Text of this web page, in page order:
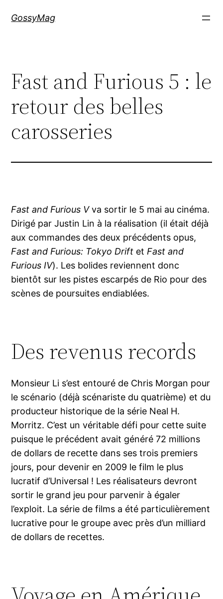
GossyMag
Fast and Furious 5 : le
retour des belles
carosseries
Fast and Furious Vva sortir le 5 mai au cinéma.
Dirigé par Justin Lin à la réalisation (il était déjà
aux commandes des deux précédents opus,
Fast and Furious: Tokyo Drift etFast and
Furious IV). Les bolides reviennent donc
bientôt sur les pistes escarpés de Rio pour des
scènes de poursuites endiablées.
Des revenus records
Monsieur Li s’est entouré de Chris Morgan pour
le scénario (déjà scénariste du quatrième) et du
producteur historique de la série Neal H.
Morritz. C’est un véritable défi pour cette suite
puisque le précédent avait généré 72 millions
de dollars de recette dans ses trois premiers
jours, pour devenir en 2009 le film le plus
lucratif d’Universal ! Les réalisateurs devront
sortir le grand jeu pour parvenir à égaler
l’exploit. La série de films a été particulièrement
lucrative pour le groupe avec près d’un milliard
de dollars de recettes.